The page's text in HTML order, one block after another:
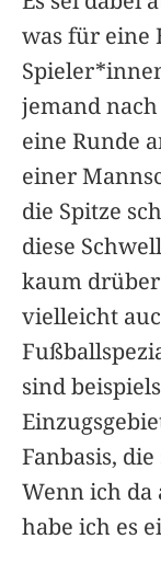
was für eine
jemand
eine Runde
einer
die Spitze
diese
kaum
vielleicht
sind
Fanbasis,
Wenn ich da
habe ich es